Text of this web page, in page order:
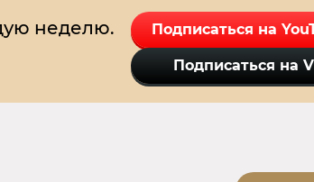
неделю.
Подписаться на
Подписаться на